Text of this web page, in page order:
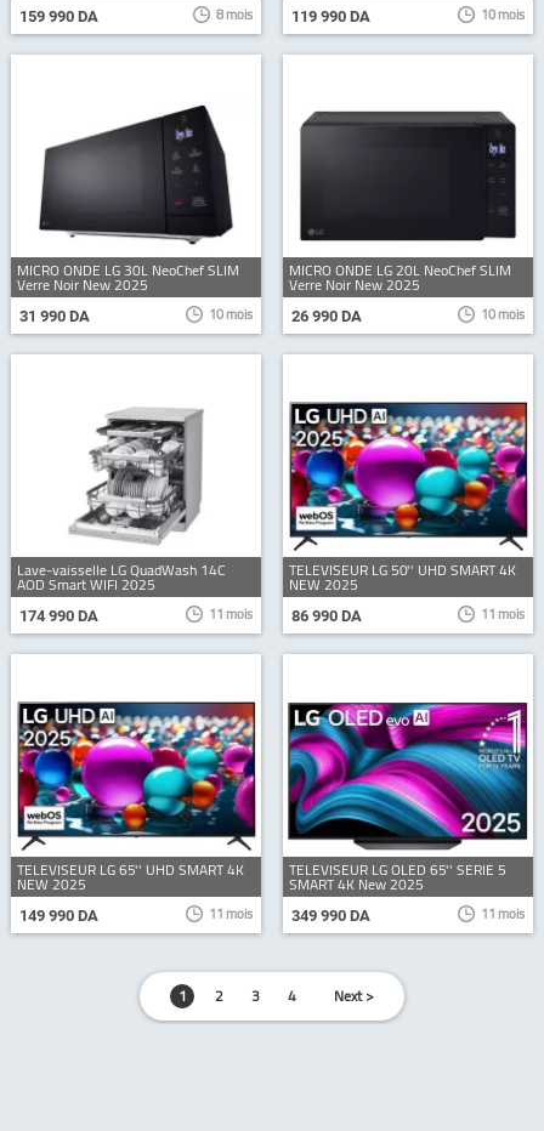
159 990 DA 8 mois 119 990 DA 10 mois
MICRO ONDE LG 30L NeoChef SLIM
Verre Noir New 2025
31 990 DA 10 mois
MICRO ONDE LG 20L NeoChef SLIM
Verre Noir New 2025
26 990 DA 10 mois
Lave-vaisselle LG QuadWash 14C
AOD Smart WIFI 2025
174 990 DA 11 mois
TELEVISEUR LG 50'' UHD SMART 4K
NEW 2025
86 990 DA 11 mois
TELEVISEUR LG 65'' UHD SMART 4K
NEW 2025
149 990 DA 11 mois
TELEVISEUR LG OLED 65'' SERIE 5
SMART 4K New 2025
349 990 DA 11 mois
1 2 3 4 Next >